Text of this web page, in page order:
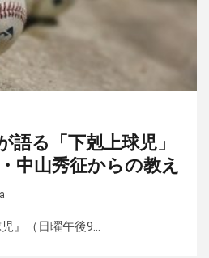
語る「下剋上球児」
中山秀征からの教え
』（日曜午後9...